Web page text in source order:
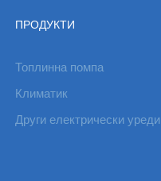
ПРОДУКТИ
Топлинна помпа
Климатик
Други електрически уреди